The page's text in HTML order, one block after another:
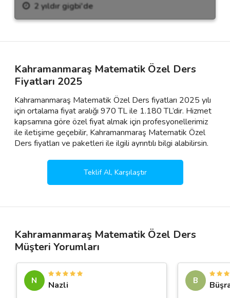
2 yıldır gigbi'de
Kahramanmaraş Matematik Özel Ders
Fiyatları 2025
Kahramanmaraş Matematik Özel Ders fiyatları 2025 yılı
için ortalama fiyat aralığı 970 TL ile 1.180 TL’dir. Hizmet
kapsamına göre özel fiyat almak için profesyonellerimiz
ile iletişime geçebilir, Kahramanmaraş Matematik Özel
Ders fiyatları ve paketleri ile ilgili ayrıntılı bilgi alabilirsin.
Teklif Al, Karşılaştır
Kahramanmaraş Matematik Özel Ders
Müşteri Yorumları
N
Nazli
B